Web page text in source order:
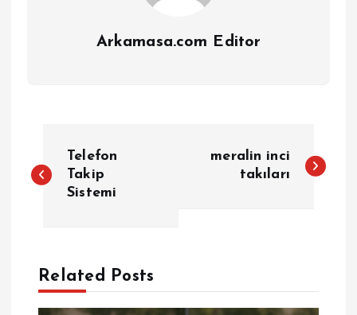
Arkamasa.com Editor
a
g
Telefon
Takip
Sistemi
meralin inci
takıları
Related Posts